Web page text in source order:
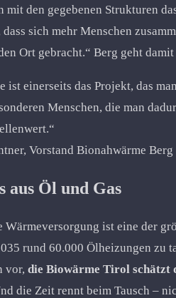
mit den gegebenen Strukturen
sich mehr Menschen
Ort gebracht.“ Berg geht
ist einerseits das Projekt, das
Menschen, die man
Vorstand Bionahwärme Berg
aus Öl und Gas
Wärmeversorgung ist eine der
rund 60.000 Ölheizungen zu
vor, die Biowärme Tirol schätzt
die Zeit rennt beim Tausch –